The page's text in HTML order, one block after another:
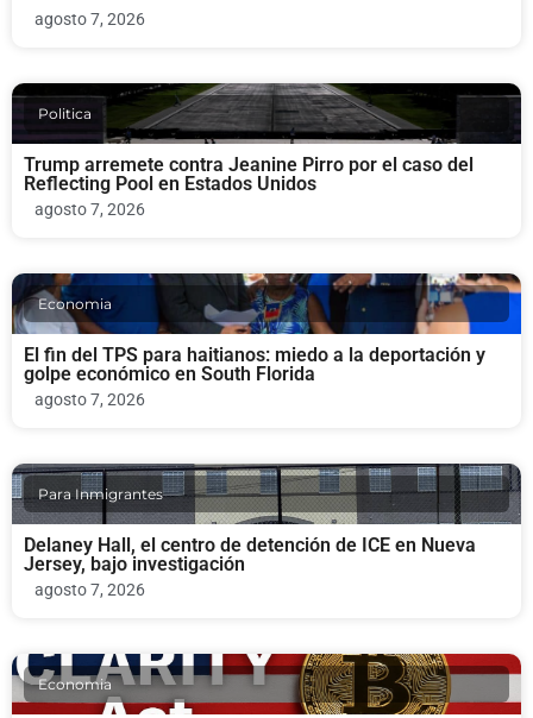
agosto 7, 2026
Politica
Trump arremete contra Jeanine Pirro por el caso del
Reflecting Pool en Estados Unidos
agosto 7, 2026
Economia
El fin del TPS para haitianos: miedo a la deportación y
golpe económico en South Florida
agosto 7, 2026
Para Inmigrantes
Delaney Hall, el centro de detención de ICE en Nueva
Jersey, bajo investigación
agosto 7, 2026
Economia